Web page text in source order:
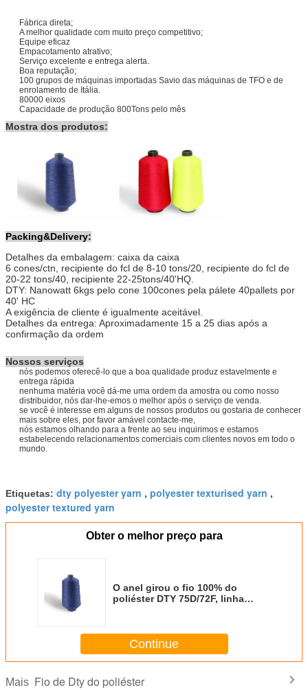
Fábrica direta;
A melhor qualidade com muito preço competitivo;
Equipe eficaz
Empacotamento atrativo;
Serviço excelente e entrega alerta.
Boa reputação;
100 grupos de máquinas importadas Savio das máquinas de TFO e de
enrolamento de Itália.
80000 eixos
Capacidade de produção 800Tons pelo mês
Mostra dos produtos:
Packing&Delivery:
Detalhes da embalagem: caixa da caixa
6 cones/ctn, recipiente do fcl de 8-10 tons/20, recipiente do fcl de
20-22 tons/40, recipiente 22-25tons/40'HQ.
DTY: Nanowatt 6kgs pelo cone 100cones pela pálete 40pallets por
40' HC
A exigência de cliente é igualmente aceitável.
Detalhes da entrega: Aproximadamente 15 a 25 dias após a
confirmação da ordem
Nossos serviços
nós podemos oferecê-lo que a boa qualidade produz estavelmente e
entrega rápida
nenhuma matéria você dá-me uma ordem da amostra ou como nosso
distribuidor, nós dar-lhe-emos o melhor após o serviço de venda.
se você é interesse em alguns de nossos produtos ou gostaria de conhecer
mais sobre eles, por favor amável contacte-me,
nós estamos olhando para a frente ao seu inquirimos e estamos
estabelecendo relacionamentos comerciais com clientes novos em todo o
mundo.
Etiquetas: dty polyester yarn , polyester texturised yarn ,
polyester textured yarn
Obter o melhor preço para
O anel girou o fio 100% do
poliéster DTY 75D/72F, linha
Continue
Mais Fio de Dty do poliéster